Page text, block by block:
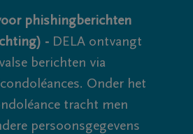
phishingberichten
- DELA ontvangt
berichten via
Onder het
tracht men
persoonsgegevens